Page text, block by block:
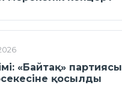
«Байтақ» партиясы
қосылды